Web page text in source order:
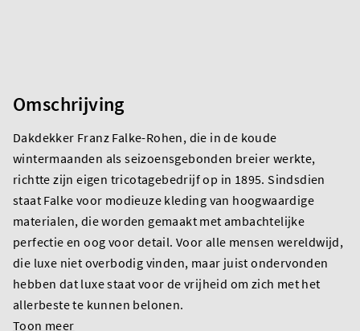
Omschrijving
Dakdekker Franz Falke-Rohen, die in de koude
wintermaanden als seizoensgebonden breier werkte,
richtte zijn eigen tricotagebedrijf op in 1895. Sindsdien
staat Falke voor modieuze kleding van hoogwaardige
materialen, die worden gemaakt met ambachtelijke
perfectie en oog voor detail. Voor alle mensen wereldwijd,
die luxe niet overbodig vinden, maar juist ondervonden
hebben dat luxe staat voor de vrijheid om zich met het
allerbeste te kunnen belonen.
Toon meer